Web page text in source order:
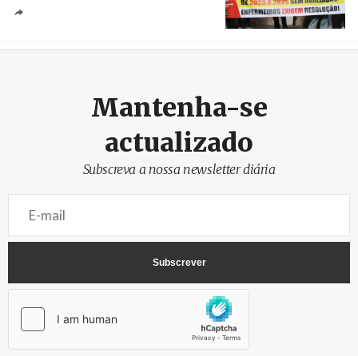
Mantenha-se
actualizado
Subscreva a nossa newsletter diária